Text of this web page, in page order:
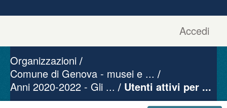
Accedi
Gruppi
Informazioni
Organizzazioni
Comune di Genova - musei e ...
Anni 2020-2022 - Gli ...
Utenti attivi per ...